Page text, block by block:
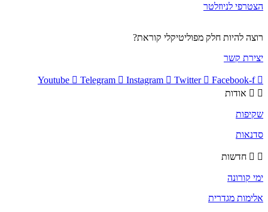
הצטרפי לניוזלטר
רוצה להיות חלק מפוליטיקלי קוראת?
יצירת קשר
Youtube Telegram Instagram Twitter
Facebook-f
אודות
שקיפות
סדנאות
חדשות
ימי קורונה
אלימות מגדרית